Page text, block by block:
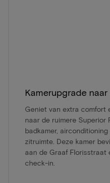
Kamerupgrade
Geniet van extra comfort
naar de ruimere Superior
badkamer,
zitruimte. Deze kamer
aan de Graaf Florisstraat
check-in.